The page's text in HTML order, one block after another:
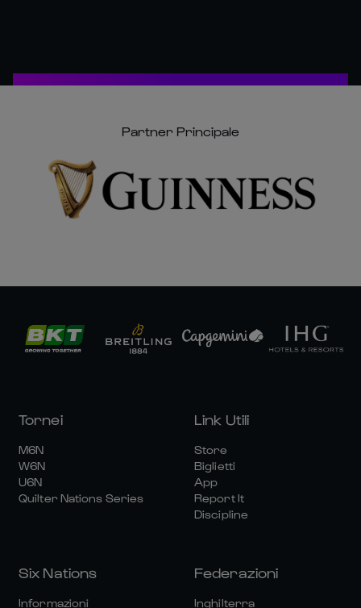
Partner Principale
Tornei
M6N
W6N
U6N
Quilter Nations Series
Link Utili
Store
Biglietti
App
Report It
Discipline
Six Nations
Informazioni
Federazioni
Inghilterra